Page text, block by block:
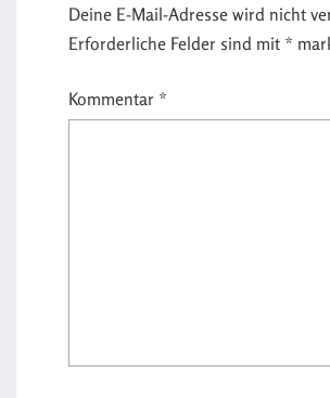
Deine E-Mail-Adresse wird nicht
Erforderliche Felder sind mit *
Kommentar *